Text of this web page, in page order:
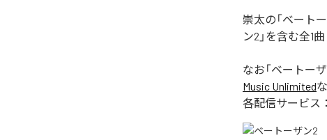
崇太の「ベート
ン2」を含む全1
なお「ベートー
Music Unlimited
各配信サービス：